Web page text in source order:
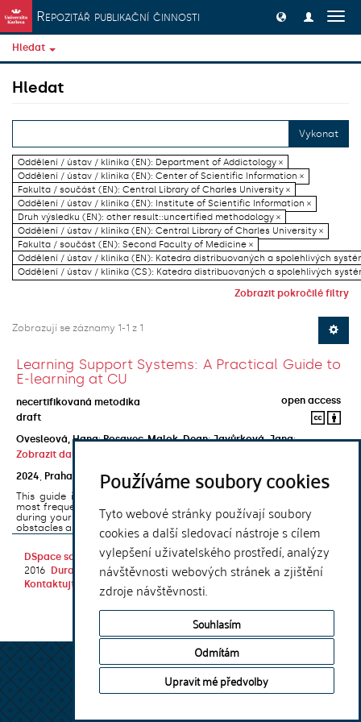
Používáme soubory cookies
Tyto webové stránky používají soubory
cookies a další sledovací nástroje s cílem
vylepšení uživatelského prostředí, analýzy
návštěvnosti webových stránek a zjištění
zdroje návštěvnosti.
Souhlasím
Odmítám
Upravit mé předvolby
Přeskočit na obsah
Repozitář publikační činnosti
Hledat
Hledat
Vykonat
Oddělení / ústav / klinika (EN): Department of Addictology ×
Oddělení / ústav / klinika (EN): Center of Scientific Information ×
Fakulta / součást (EN): Central Library of Charles University ×
Oddělení / ústav / klinika (EN): Institute of Scientific Information ×
Druh výsledku (EN): other result::uncertified methodology ×
Oddělení / ústav / klinika (EN): Central Library of Charles University ×
Fakulta / součást (EN): Second Faculty of Medicine ×
Oddělení / ústav / klinika (EN): Katedra distribuovaných a spolehlivých
Oddělení / ústav / klinika (CS): Katedra distribuovaných a spolehlivých
Zobrazit pokročilé filtry
Zobrazují se záznamy 1-1 z 1
Learning Support Systems: A Practical Guide to
E-learning at CU
necertifikovaná metodika
open access
draft
Ovesleová, Hana;Posavec-Malok, Dean;Javůrková, Jana;
Zobrazit další autory
2024
Praha
Univerzita Karlova, Nakladatelství Karolinum
This guide introduces the e-learning support tools that are used
most frequently at Charles University and that you may encounter
during your studies. It will also help you to avoid the most common
obstacles associated ...
DSpace softwarecopyright © 2002-
2016
DuraSpace
Kontaktujte nás
Vyjádření názoru
Theme by